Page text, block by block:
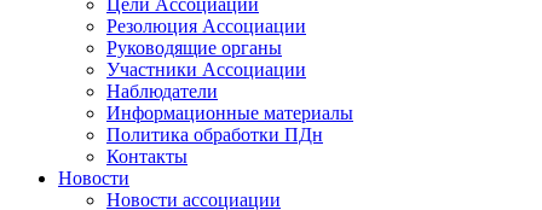
Цели Ассоциации
Резолюция Ассоциации
Руководящие органы
Участники Ассоциации
Наблюдатели
Информационные материалы
Политика обработки ПДн
Контакты
Новости
Новости ассоциации